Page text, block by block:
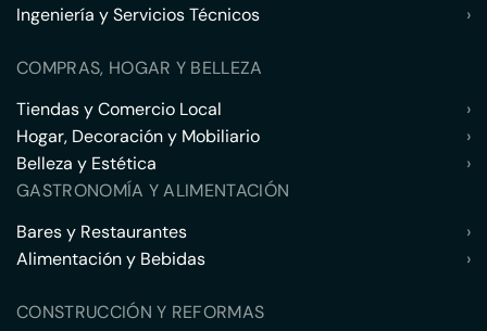
Ingeniería y Servicios Técnicos
›
COMPRAS, HOGAR Y BELLEZA
Tiendas y Comercio Local
›
Hogar, Decoración y Mobiliario
›
Belleza y Estética
›
GASTRONOMÍA Y ALIMENTACIÓN
Bares y Restaurantes
›
Alimentación y Bebidas
›
CONSTRUCCIÓN Y REFORMAS